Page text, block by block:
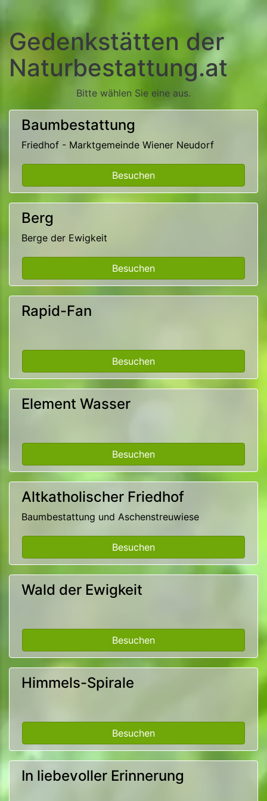
Gedenkstätten der
Naturbestattung.at
Bitte wählen Sie eine aus.
Baumbestattung
Friedhof - Marktgemeinde Wiener Neudorf
Besuchen
Berg
Berge der Ewigkeit
Besuchen
Rapid-Fan
Besuchen
Element Wasser
Besuchen
Altkatholischer Friedhof
Baumbestattung und Aschenstreuwiese
Besuchen
Wald der Ewigkeit
Besuchen
Himmels-Spirale
Besuchen
In liebevoller Erinnerung